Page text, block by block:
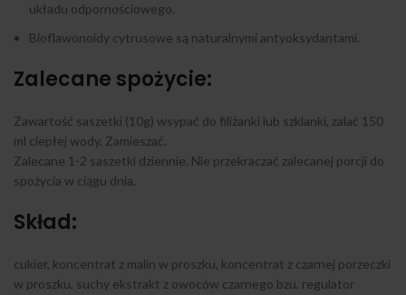
układu odpornościowego.
Bioflawonoidy cytrusowe są naturalnymi antyoksydantami.
Zalecane spożycie:
Zawartość saszetki (10g) wsypać do filiżanki lub szklanki, zalać 150
ml ciepłej wody. Zamieszać.
Zalecane 1-2 saszetki dziennie. Nie przekraczać zalecanej porcji do
spożycia w ciągu dnia.
Skład:
cukier, koncentrat z malin w proszku, koncentrat z czarnej porzeczki
w proszku, suchy ekstrakt z owoców czarnego bzu, regulator